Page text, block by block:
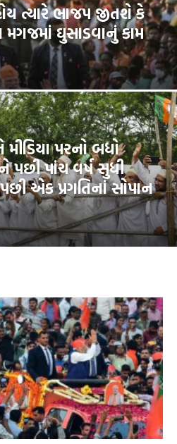
ત્યારે ભાજપ જીતશે કે
મગજમાં ઘુસાડવાનું કામ
પરનો બધો
પછી પાંચ વર્ષ સુધી
એક પ્રગતિનાં સોપાન